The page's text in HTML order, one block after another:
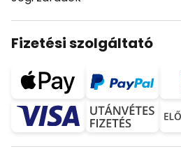
Fizetési szolgáltató